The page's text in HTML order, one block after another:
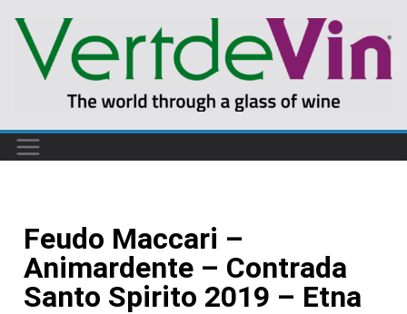
Feudo Maccari –
Animardente – Contrada
Santo Spirito 2019 – Etna